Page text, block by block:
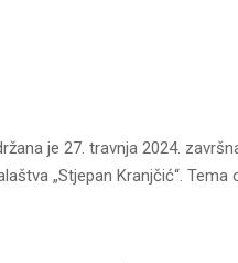
je 27. travnja 2024.
„Stjepan Kranjčić“.